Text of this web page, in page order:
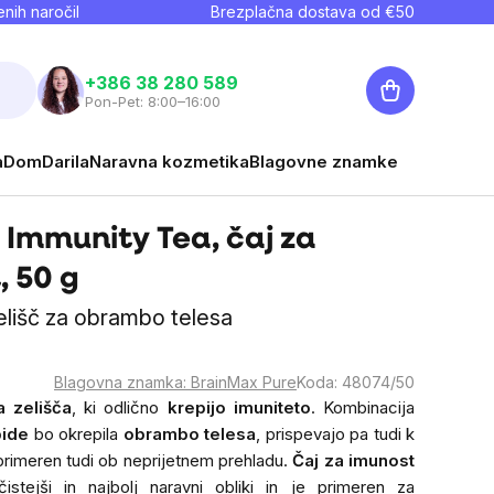
naročil Brezplačna dostava od €50
+386 38 280 589
Pon-Pet: 8:00–16:00
Košarica
DomDarilaNaravna kozmetikaBlagovne znamke
Immunity Tea, čaj za
50 g
za obrambo telesa
Blagovna znamka: BrainMax PureKoda: 48074/50
zelišča, ki odlično krepijo imuniteto. Kombinacija
bo okrepila obrambo telesa, prispevajo pa tudi k
tudi ob neprijetnem prehladu.Čaj za imunost
in najbolj naravni obliki in je primeren za